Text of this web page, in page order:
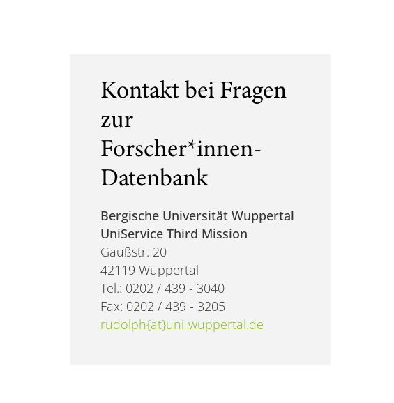
Kontakt bei Fragen
zur
Forscher*innen-
Datenbank
Bergische Universität Wuppertal
UniService Third Mission
Gaußstr. 20
42119 Wuppertal
Tel.: 0202 / 439 - 3040
Fax: 0202 / 439 - 3205
rudolph{at}uni-wuppertal.de